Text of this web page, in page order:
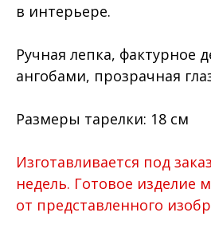
в интерьере.
Ручная лепка, фактурное
ангобами, прозрачная
Размеры тарелки: 18 см
Изготавливается под
недель. Готовое изделие
от представленного